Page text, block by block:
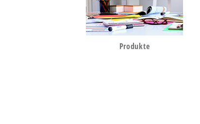
Produkte
Bürobedarf
Büromöbel & Einrichten